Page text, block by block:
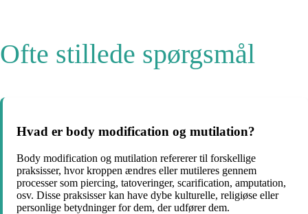
Ofte stillede spørgsmål
Hvad er body modification og mutilation?
Body modification og mutilation refererer til forskellige
praksisser, hvor kroppen ændres eller mutileres gennem
processer som piercing, tatoveringer, scarification, amputation,
osv. Disse praksisser kan have dybe kulturelle, religiøse eller
personlige betydninger for dem, der udfører dem.